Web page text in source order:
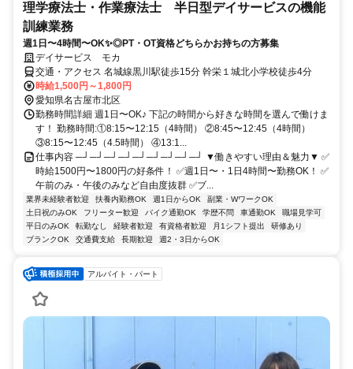
理学療法士・作業療法士 半日型デイサービスの機能
訓練業務
週1日〜4時間〜OK✨◎PT・OT資格どちらかお持ちの方募集
デイサービス モカ
交通・アクセス 名城線黒川駅徒歩15分 幹栄１城北小学校徒歩4分
時給1,500円～1,800円
愛知県名古屋市北区
勤務時間詳細 週1日〜OK♪ 下記の時間から好きな時間を選んで働けま
す！ 勤務時間:①8:15〜12:15（4時間） ②8:45〜12:45（4時間）
③8:15〜12:45（4.5時間） ④13:1...
仕事内容 ─┘─┘─┘─┘─┘─┘─┘─┘─┘ ▼働きやすい理由＆魅力▼ ✅
時給1500円〜1800円の好条件！ ✅週1日〜・1日4時間〜勤務OK！ ✅
午前のみ・午後のみなど自由度抜群 ✅ブ...
業界未経験者歓迎 扶養内勤務OK 週1日からOK
副業・WワークOK
土日祝のみOK
フリーター歓迎 バイク通勤OK 学歴不問 車通勤OK
職場見学可
平日のみOK
転勤なし 経験者歓迎 有資格者歓迎 月1シフト提出
研修あり
ブランクOK
交通費支給 長期歓迎 週2・3日からOK
アルバイト・パート